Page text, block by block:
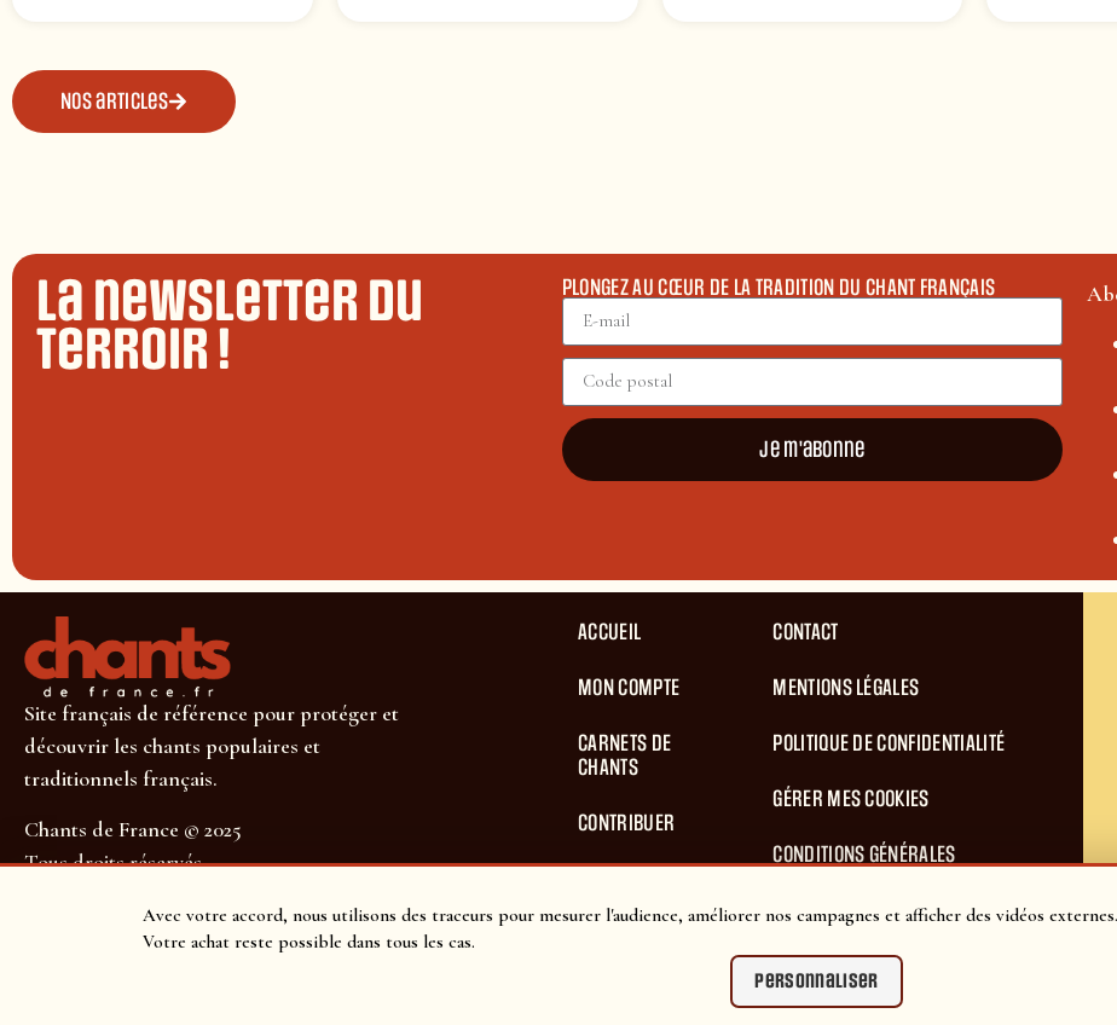
Avec votre accord, nous utilisons des traceurs pour mesurer l'audience, améliorer nos campagnes et afficher des vidéos externes.
Votre achat reste possible dans tous les cas.
Personnaliser
Nos articles
La newsletter du
terroir !
PLONGEZ AU CŒUR DE LA TRADITION DU CHANT FRANÇAIS
Je m'abonne
Site français de référence pour protéger et
découvrir les chants populaires et
traditionnels français.
Chants de France © 2025
Tous droits réservés
SUIVEZ-NOUS POUR NE RIEN MANQUER !
ACCUEIL
MON COMPTE
CARNETS DE
CHANTS
CONTRIBUER
CONTACT
MENTIONS LÉGALES
POLITIQUE DE CONFIDENTIALITÉ
GÉRER MES COOKIES
CONDITIONS GÉNÉRALES
CONDITIONS GÉNÉRALES DE VENTES